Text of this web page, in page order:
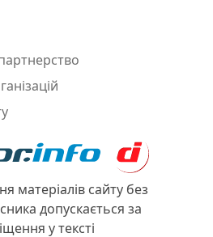
матеріалів сайту без
допускається за
у тексті